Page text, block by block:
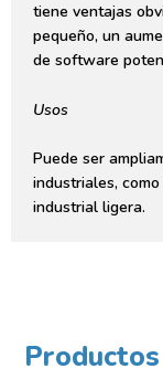
tiene ventajas
pequeño, un
de software
Usos
Puede ser
industriales,
industrial ligera.